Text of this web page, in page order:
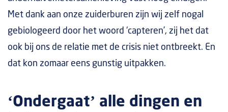
Met dank aan onze zuiderburen zijn wij zelf nogal
gebiologeerd door het woord ‘capteren’, zij het dat
ook bij ons de relatie met de crisis niet ontbreekt. En
dat kon zomaar eens gunstig uitpakken.
‘Ondergaat’ alle dingen en